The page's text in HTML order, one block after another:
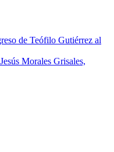
de Teófilo Gutiérrez al
Morales Grisales,